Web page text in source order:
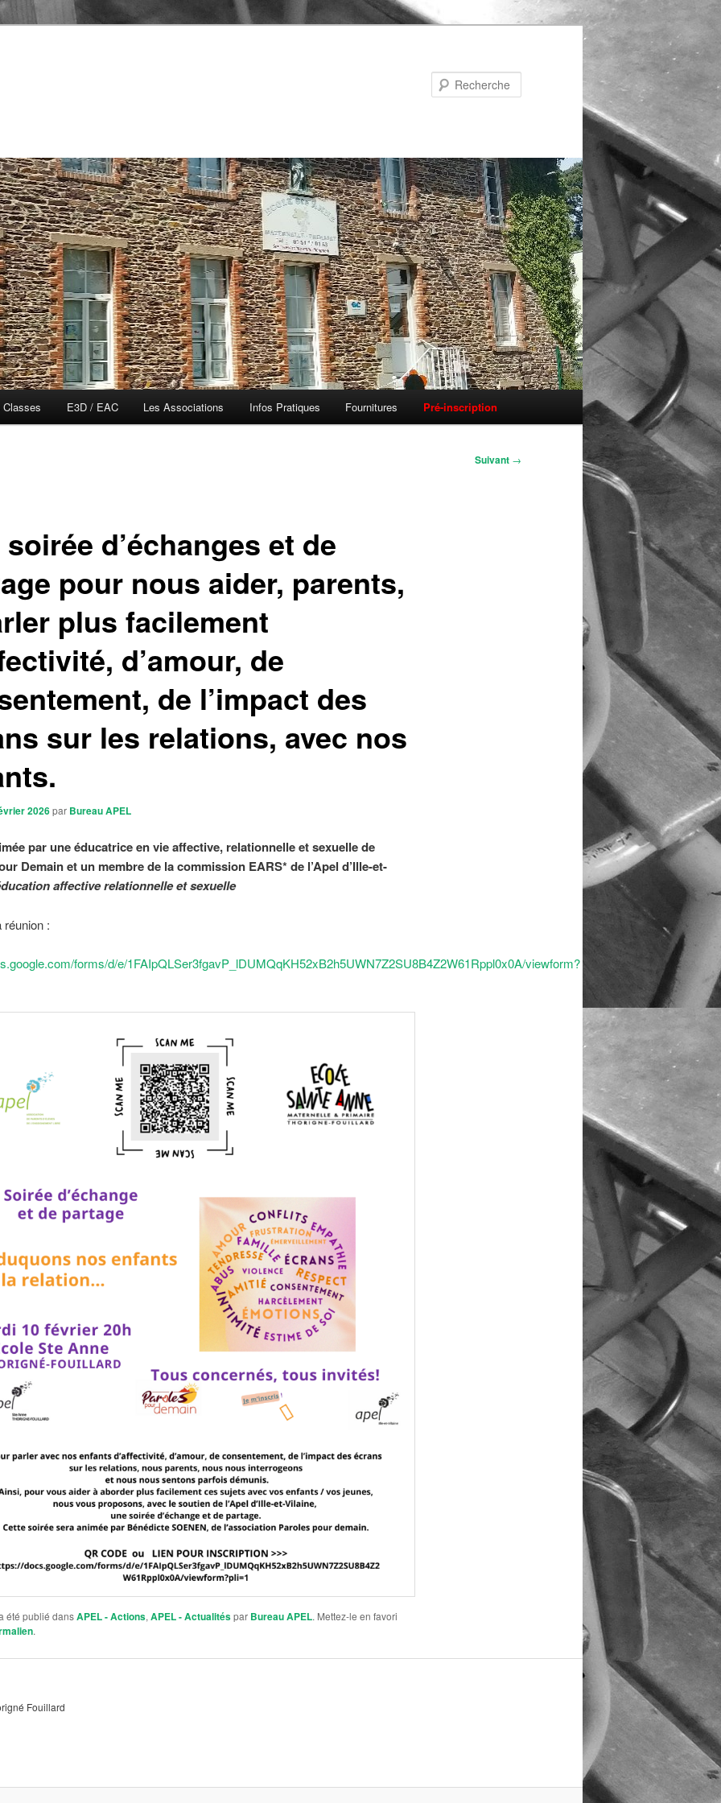
Classes E3D / EAC Les Associations Infos Pratiques Fournitures Pré-inscription
Suivant →
soirée d’échanges et de
pour nous aider, parents,
plus facilement
d’amour, de
de l’impact des
sur les relations, avec nos
2026par Bureau APEL
par une éducatrice en vie affective, relationnelle et sexuelle de
Demain et un membre de la commission EARS* de l’Apel d’Ille-et-
affective relationnelle et sexuelle
réunion :
forms/d/e/1FAIpQLSer3fgavP_lDUMQqKH52xB2h5UWN7Z2SU8B4Z2W61Rppl0x0A/viewform?
été publié dansAPEL - Actions,APEL - Actualitéspar Bureau APEL. Mettez-le en favori
.
Fouillard